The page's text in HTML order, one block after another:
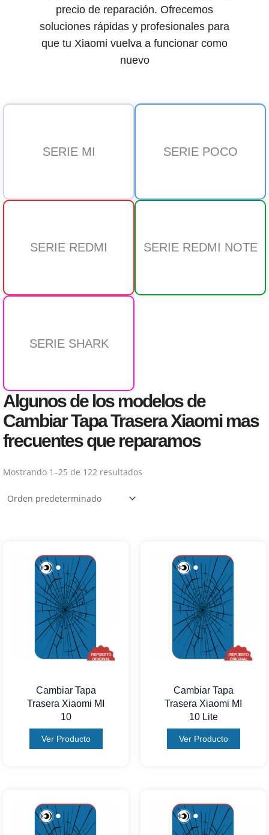
precio de reparación. Ofrecemos
soluciones rápidas y profesionales para
que tu Xiaomi vuelva a funcionar como
nuevo
SERIE MI SERIE POCO
SERIE REDMI SERIE REDMI NOTE
SERIE SHARK
Algunos de los modelos de
Cambiar Tapa Trasera Xiaomi mas
frecuentes que reparamos
Mostrando 1–25 de 122 resultados
Cambiar Tapa
Trasera Xiaomi MI
10
Ver Producto
Cambiar Tapa
Trasera Xiaomi MI
10 Lite
Ver Producto